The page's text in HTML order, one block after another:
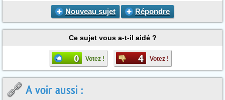
Nouveau sujet Répondre
Ce sujet vous a-t-il aidé ?
0 Votez ! 4 Votez !
A voir aussi :